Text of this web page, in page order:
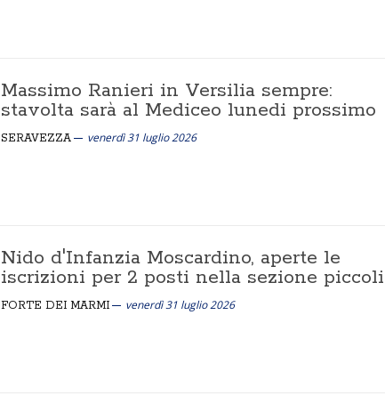
Massimo Ranieri in Versilia sempre:
stavolta sarà al Mediceo lunedi prossimo
SERAVEZZA venerdì 31 luglio 2026
Nido d'Infanzia Moscardino, aperte le
iscrizioni per 2 posti nella sezione piccoli
FORTE DEI MARMI venerdì 31 luglio 2026